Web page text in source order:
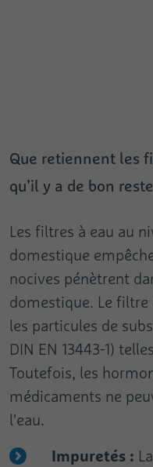
Que retiennent les
qu’il y a de bon
Les filtres à eau au
domestique
nocives pénètrent
domestique. Le filtre
les particules de
DIN EN 13443-1)
Toutefois, les
médicaments ne
l'eau.
Impuretés :